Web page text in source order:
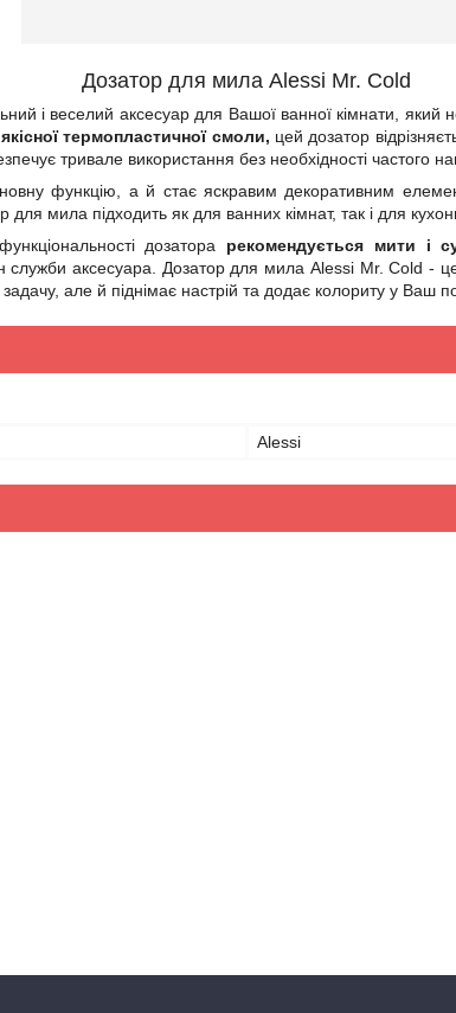
Дозатор для мила Alessi Mr. Cold
і веселий аксесуар для Вашої ванної кімнати, який
термопластичної смоли, цей дозатор
тривале використання без необхідності частого
функцію, а й стає яскравим декоративним
для мила підходить як для ванних кімнат, так і для
дозатора рекомендується мити і
служби аксесуара. Дозатор для мила Alessi Mr. Cold -
але й піднімає настрій та додає колориту у Ваш
Alessi